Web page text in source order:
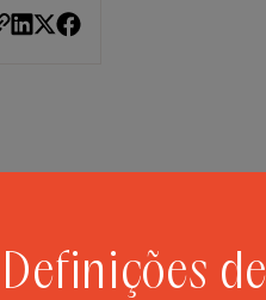
Definições